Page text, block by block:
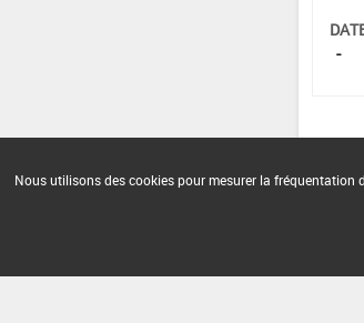
-
Nous utilisons des cookies pour mesurer la